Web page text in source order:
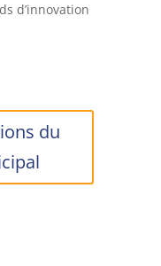
d’innovation
du